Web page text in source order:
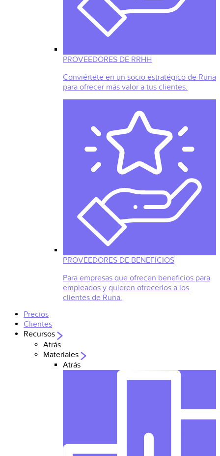
PROVEEDORES DE RRHH
Conviértete en un socio estratégico de Runa
para ofrecer más valor a tus clientes.
PROVEEDORES DE BENEFÍCIOS
Para empresas que ofrecen beneficios para
empleados y quieren ofrecerlos a los
clientes de Runa.
Precios
Clientes
Recursos
Atrás
Materiales
Atrás